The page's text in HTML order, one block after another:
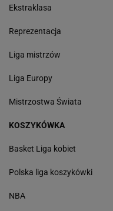
Ekstraklasa
Reprezentacja
Liga mistrzów
Liga Europy
Mistrzostwa Świata
KOSZYKÓWKA
Basket Liga kobiet
Polska liga koszykówki
NBA